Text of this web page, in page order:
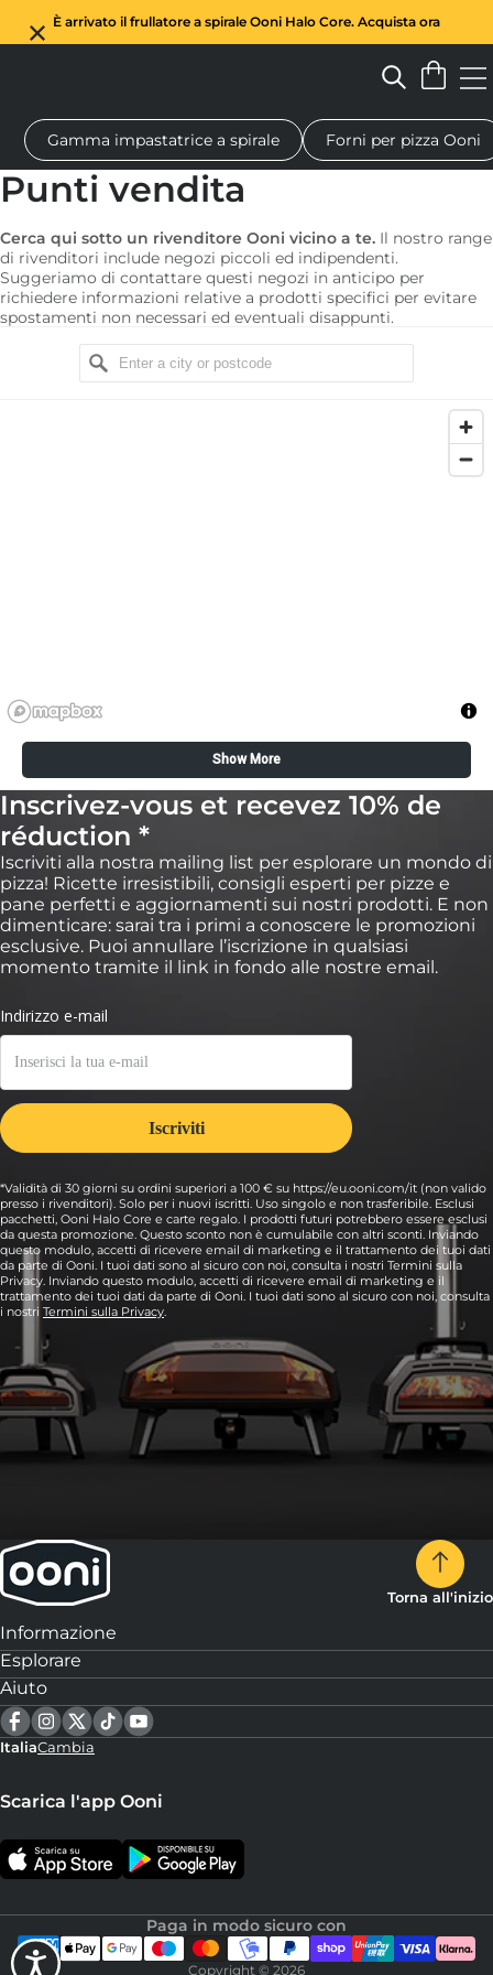
È arrivato il frullatore a spirale Ooni Halo Core. Acquista ora
ardesia
delle Highlands
Forno a legna per pizza Impastatrice a spirale Regali
Gamma impastatrice a spirale Forni per pizza Ooni
Punti vendita
Cerca qui sotto un rivenditore Ooni vicino a te. Il nostro range
di rivenditori include negozi piccoli ed indipendenti.
Suggeriamo di contattare questi negozi in anticipo per
richiedere informazioni relative a prodotti specifici per evitare
spostamenti non necessari ed eventuali disappunti.
Show More
Inscrivez-vous et recevez 10% de
réduction *
Iscriviti alla nostra mailing list per esplorare un mondo di
pizza! Ricette irresistibili, consigli esperti per pizze e
pane perfetti e aggiornamenti sui nostri prodotti. E non
dimenticare: sarai tra i primi a conoscere le promozioni
esclusive. Puoi annullare l’iscrizione in qualsiasi
momento tramite il link in fondo alle nostre email.
*Validità di 30 giorni su ordini superiori a 100 € su https://eu.ooni.com/it (non valido
presso i rivenditori). Solo per i nuovi iscritti. Uso singolo e non trasferibile. Esclusi
pacchetti, Ooni Halo Core e carte regalo. I prodotti futuri potrebbero essere esclusi
da questa promozione. Questo sconto non è cumulabile con altri sconti. Inviando
questo modulo, accetti di ricevere email di marketing e il trattamento dei tuoi dati
da parte di Ooni. I tuoi dati sono al sicuro con noi, consulta i nostri Termini sulla
Privacy. Inviando questo modulo, accetti di ricevere email di marketing e il
trattamento dei tuoi dati da parte di Ooni. I tuoi dati sono al sicuro con noi, consulta
i nostri Termini sulla Privacy.
Torna all'inizio
Informazione
Esplorare
Aiuto
ItaliaCambia
Scarica l'app Ooni
Paga in modo sicuro con
Copyright © 2026